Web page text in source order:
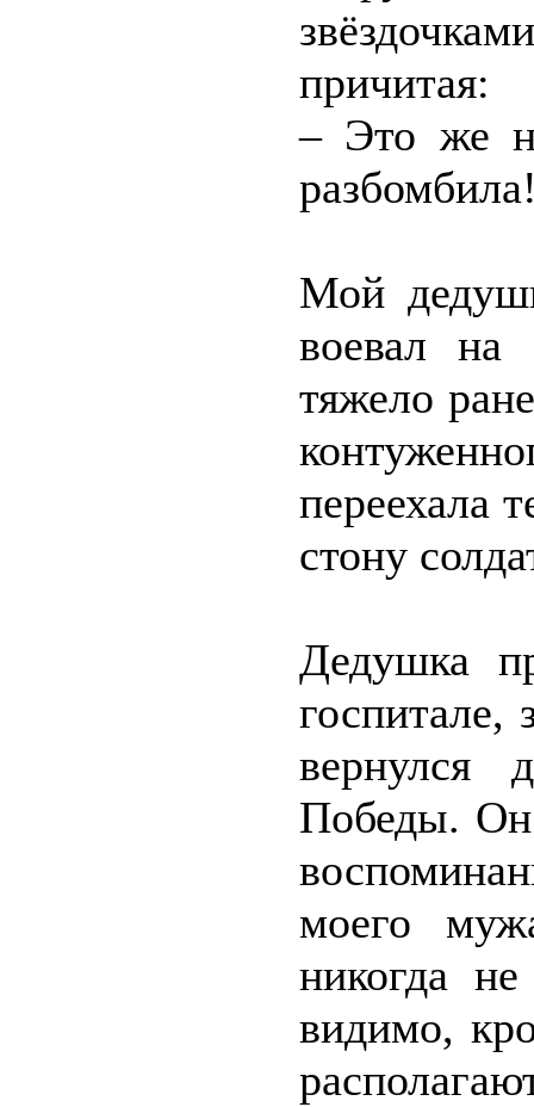
причитая:
– Это же
Мой
воевал на
тяжело
переехала
стону
Дедушка
госпитале,
вернулся
Победы.
моего
никогда
видимо,